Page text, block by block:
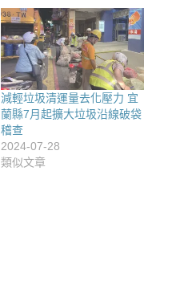
減輕垃圾清運量去化壓力 宜
蘭縣7月起擴大垃圾沿線破袋
稽查
2024-07-28
類似文章